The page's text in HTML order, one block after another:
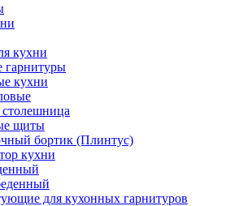
кухни
гарнитуры
кухни
щиты
бортик (Плинтус)
кухни
для кухонных гарнитуров